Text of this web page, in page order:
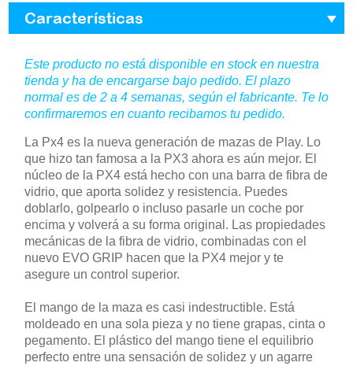
Características
Este producto no está disponible en stock en nuestra
tienda y ha de encargarse bajo pedido. El plazo
normal es de 2 a 4 semanas, según el fabricante. Te lo
confirmaremos en cuanto recibamos tu pedido.
La Px4 es la nueva generación de mazas de Play. Lo
que hizo tan famosa a la PX3 ahora es aún mejor. El
núcleo de la PX4 está hecho con una barra de fibra de
vidrio, que aporta solidez y resistencia. Puedes
doblarlo, golpearlo o incluso pasarle un coche por
encima y volverá a su forma original. Las propiedades
mecánicas de la fibra de vidrio, combinadas con el
nuevo EVO GRIP hacen que la PX4 mejor y te
asegure un control superior.
El mango de la maza es casi indestructible. Está
moldeado en una sola pieza y no tiene grapas, cinta o
pegamento. El plástico del mango tiene el equilibrio
perfecto entre una sensación de solidez y un agarre